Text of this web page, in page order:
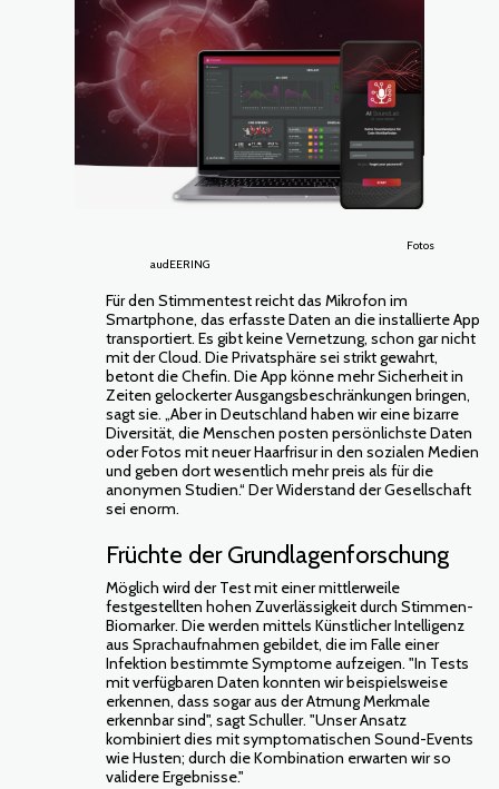
Fotos
audEERING
Für den Stimmentest reicht das Mikrofon im
Smartphone, das erfasste Daten an die installierte App
transportiert. Es gibt keine Vernetzung, schon gar nicht
mit der Cloud. Die Privatsphäre sei strikt gewahrt,
betont die Chefin. Die App könne mehr Sicherheit in
Zeiten gelockerter Ausgangsbeschränkungen bringen,
sagt sie. „Aber in Deutschland haben wir eine bizarre
Diversität, die Menschen posten persönlichste Daten
oder Fotos mit neuer Haarfrisur in den sozialen Medien
und geben dort wesentlich mehr preis als für die
anonymen Studien.“ Der Widerstand der Gesellschaft
sei enorm.
Früchte der Grundlagenforschung
Möglich wird der Test mit einer mittlerweile
festgestellten hohen Zuverlässigkeit durch Stimmen-
Biomarker. Die werden mittels Künstlicher Intelligenz
aus Sprachaufnahmen gebildet, die im Falle einer
Infektion bestimmte Symptome aufzeigen. "In Tests
mit verfügbaren Daten konnten wir beispielsweise
erkennen, dass sogar aus der Atmung Merkmale
erkennbar sind", sagt Schuller. "Unser Ansatz
kombiniert dies mit symptomatischen Sound-Events
wie Husten; durch die Kombination erwarten wir so
validere Ergebnisse."